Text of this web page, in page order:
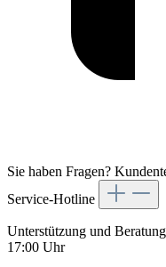
Sie haben Fragen?
Service-Hotline
Unterstützung und
17:00 Uhr